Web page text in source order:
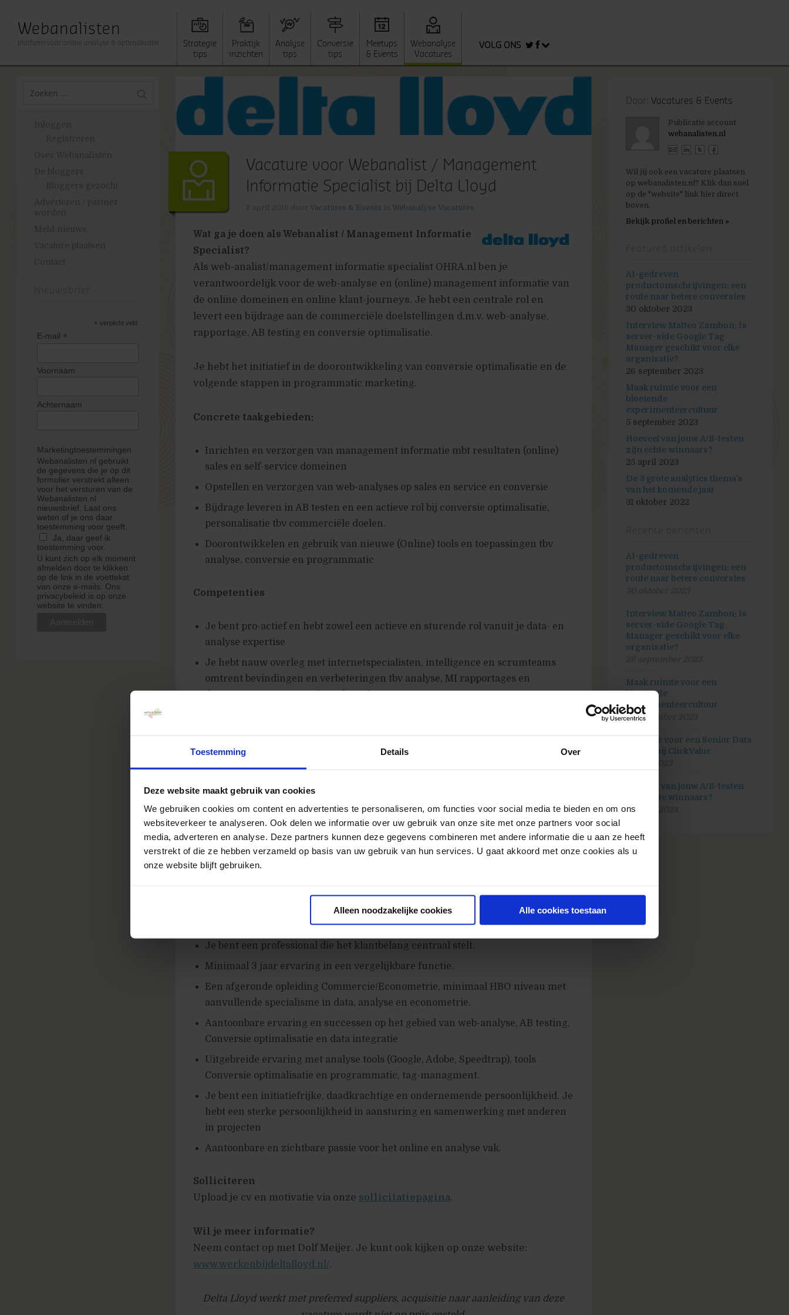
Toestemming Details Over
Deze website maakt gebruik van cookies
We gebruiken cookies om content en advertenties te personaliseren, om functies voor social media te bieden en om ons
websiteverkeer te analyseren. Ook delen we informatie over uw gebruik van onze site met onze partners voor social
media, adverteren en analyse. Deze partners kunnen deze gegevens combineren met andere informatie die u aan ze heeft
verstrekt of die ze hebben verzameld op basis van uw gebruik van hun services. U gaat akkoord met onze cookies als u
onze website blijft gebruiken.
Alleen noodzakelijke cookies Alle cookies toestaan
Webanalisten
platform voor online analyse & optimalisatie
Strategie
tips
Praktijk
inzichten
Analyse
tips
Conversie
tips
Meetups
& Events
Webanalyse
Vacatures
VOLG ONS
* verplicht veld
E-mail *
Voornaam
Achternaam
Marketingtoestemmingen
Webanalisten.nl gebruikt
de gegevens die je op dit
formulier verstrekt alleen
voor het versturen van de
Webanalisten.nl
nieuwsbrief. Laat ons
weten of je ons daar
toestemming voor geeft.
Ja, daar geef ik
toestemming voor.
U kunt zich op elk moment
afmelden door te klikken
op de link in de voettekst
van onze e-mails. Ons
privacybeleid is op onze
website te vinden.
Vacature voor Webanalist / Management
Informatie Specialist bij Delta Lloyd
Vacatures & Events Webanalyse Vacatures
Wat ga je doen als Webanalist / Management Informatie
Specialist?
Als web-analist/management informatie specialist OHRA.nl ben je
verantwoordelijk voor de web-analyse en (online) management informatie van
de online domeinen en online klant-journeys. Je hebt een centrale rol en
levert een bijdrage aan de commerciële doelstellingen d.m.v. web-analyse,
rapportage, AB testing en conversie optimalisatie.
Je hebt het initiatief in de doorontwikkeling van conversie optimalisatie en de
volgende stappen in programmatic marketing.
Concrete taakgebieden:
Inrichten en verzorgen van management informatie mbt resultaten (online)
sales en self-service domeinen
Opstellen en verzorgen van web-analyses op sales en service en conversie
Bijdrage leveren in AB testen en een actieve rol bij conversie optimalisatie,
personalisatie tbv commerciële doelen.
Doorontwikkelen en gebruik van nieuwe (Online) tools en toepassingen tbv
analyse, conversie en programmatic
Competenties
Je bent pro-actief en hebt zowel een actieve en sturende rol vanuit je data- en
analyse expertise
Je hebt nauw overleg met internetspecialisten, intelligence en scrumteams
omtrent bevindingen en verbeteringen tbv analyse, MI rapportages en
doorvoeren van conversie verbeteringen.
Aantrekkelijk salaris en een 13e maand
Een moderne en flexibele pensioenregeling
Uitgebreide ontwikkel- doorgroeimogelijkheden (persoonlijk ontwikkelbudget)
Interessante kortingen op verzekeringen en hypotheken
Je bent een professional die het klantbelang centraal stelt.
Minimaal 3 jaar ervaring in een vergelijkbare functie.
Een afgeronde opleiding Commercie/Econometrie, minimaal HBO niveau met
aanvullende specialisme in data, analyse en econometrie.
Aantoonbare ervaring en successen op het gebied van web-analyse, AB testing,
Conversie optimalisatie en data integratie
Uitgebreide ervaring met analyse tools (Google, Adobe, Speedtrap), tools
Conversie optimalisatie en programmatic, tag-managment.
Je bent een initiatiefrijke, daadkrachtige en ondernemende persoonlijkheid. Je
hebt een sterke persoonlijkheid in aansturing en samenwerking met anderen
in projecten
Aantoonbare en zichtbare passie voor het online en analyse vak.
Solliciteren
Upload je cv en motivatie via onze sollicitatiepagina.
Wil je meer informatie?
Neem contact op met Dolf Meijer. Je kunt ook kijken op onze website:
www.werkenbijdeltalloyd.nl/.
Delta Lloyd werkt met preferred suppliers, acquisitie naar aanleiding van deze
Door: Vacatures & Events
Publicatie account
webanalisten.nl
Wil jij ook een vacature plaatsen
op webanalisten.nl? Klik dan snel
op de "website" link hier direct
boven.
Bekijk profiel en berichten »
AI-gedreven
productomschrijvingen: een
route naar betere conversies
30 oktober 2023
Interview Matteo Zambon: Is
server-side Google Tag
Manager geschikt voor elke
organisatie?
26 september 2023
Maak ruimte voor een
bloeiende
experimenteercultuur
5 september 2023
Hoeveel van jouw A/B-testen
zijn echte winnaars?
25 april 2023
De 3 grote analytics thema’s
van het komende jaar
31 oktober 2022
AI-gedreven
productomschrijvingen: een
route naar betere conversies
Interview Matteo Zambon: Is
server-side Google Tag
Manager geschikt voor elke
organisatie?
Maak ruimte voor een
bloeiende
experimenteercultuur
5 september 2023
Vacature voor een Senior Data
analist bij ClickValue
Hoeveel van jouw A/B-testen
zijn echte winnaars?
25 april 2023